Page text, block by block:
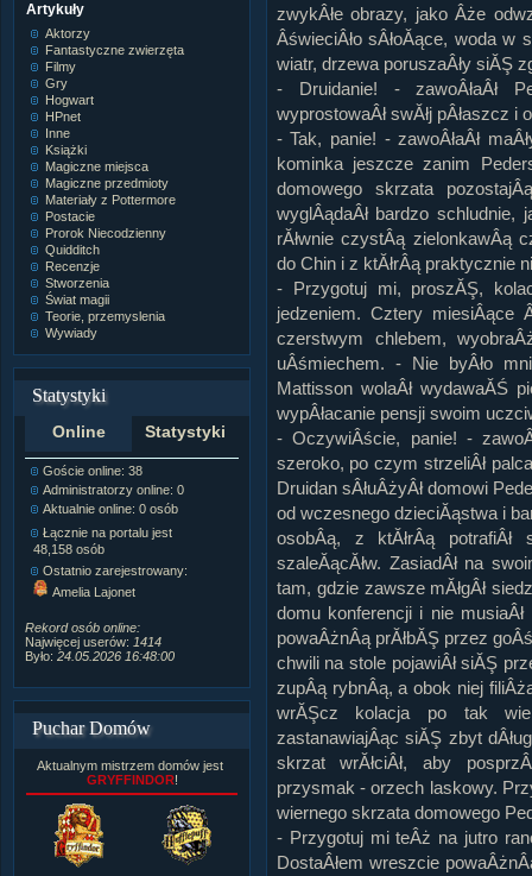
Artykuły
Aktorzy
Fantastyczne zwierzęta
Filmy
Gry
Hogwart
HPnet
Inne
Książki
Magiczne miejsca
Magiczne przedmioty
Materiały z Pottermore
Postacie
Prorok Niecodzienny
Quidditch
Recenzje
Stworzenia
Świat magii
Teorie, przemyslenia
Wywiady
Statystyki
Online Statystyki
Goście online: 38
Administratorzy online: 0
Aktualnie online: 0 osób
Łącznie na portalu jest
48,158 osób
Ostatnio zarejestrowany:
Amelia Lajonet
Rekord osób online:
Najwięcej userów: 1414
Było: 24.05.2026 16:48:00
Napisanych artykułów:1,087
Dodanych newsów:10,564
Zdjęć w galerii:21,490
Tematów na forum:
3,921
Postów na forum:
319,637
Komentarzy do materiałów:
222,019
Rozdanych pochwał:3,327
Wlepionych ostrzeżeń:4,170
Puchar Domów
Aktualnym mistrzem domów jest
GRYFFINDOR!
zwykÂłe obrazy, jako Âże
ÂświeciÂło sÂłoĂące, woda w
wiatr, drzewa poruszaÂły siĂŞ
- Druidanie! - zawoÂłaÂł
wyprostowaÂł swĂłj pÂłaszcz
- Tak, panie! - zawoÂłaÂł
kominka jeszcze zanim
domowego skrzata
wyglÂądaÂł bardzo
rĂłwnie czystÂą zielonkawÂą
do Chin i z ktĂłrÂą praktycznie
- Przygotuj mi, proszĂŞ,
jedzeniem. Cztery miesiÂące
czerstwym chlebem,
uÂśmiechem. - Nie byÂło
Mattisson wolaÂł wydawaĂŚ
wypÂłacanie pensji swoim
- OczywiÂście, panie! -
szeroko, po czym strzeliÂł
Druidan sÂłuÂżyÂł domowi
od wczesnego dzieciĂąstwa i
osobÂą, z ktĂłrÂą potrafiÂł
szaleĂącĂłw. ZasiadÂł na
tam, gdzie zawsze mĂłgÂł
domu konferencji i nie
powaÂżnÂą prĂłbĂŞ przez
chwili na stole pojawiÂł siĂŞ
zupÂą rybnÂą, a obok niej
wrĂŞcz kolacja po tak
zastanawiajÂąc siĂŞ zbyt
skrzat wrĂłciÂł, aby
przysmak - orzech laskowy.
wiernego skrzata domowego
- Przygotuj mi teÂż na jutro
DostaÂłem wreszcie